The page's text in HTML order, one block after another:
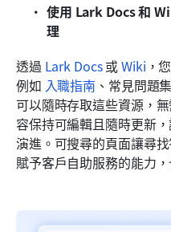
使用 Lark Docs 和
理
透過 Lark Docs 或 Wiki ，
例如 入職指南 、常見問題
可以隨時存取這些資源，
容保持可編輯且隨時更新
演進。可搜尋的頁面讓尋
賦予客戶自助服務的能力